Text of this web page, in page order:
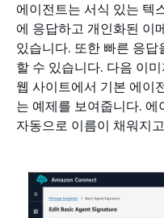
에이전트는 서식 있는 텍
에 응답하고 개인화된 이
있습니다. 또한 빠른 응
할 수 있습니다. 다음 이
웹 사이트에서 기본 에이
는 예제를 보여줍니다.
자동으로 이름이 채워지